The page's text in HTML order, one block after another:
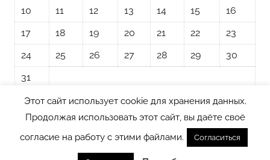
10
11 12 13 14 15
16
17
18 19 20 21 22
23
24
25 26 27 28 29
30
31
« Ноя
Этот сайт использует cookie для хранения данных.
Продолжая использовать этот сайт, вы даёте своё
согласие на работу с этими файлами.
Согласиться